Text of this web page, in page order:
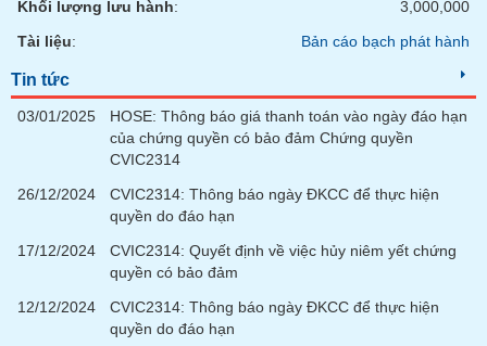
Khối lượng lưu hành:
3,000,000
Tài liệu: Bản cáo bạch phát hành
Tin tức
03/01/2025
HOSE: Thông báo giá thanh toán vào ngày đáo hạn
của chứng quyền có bảo đảm Chứng quyền
CVIC2314
26/12/2024
CVIC2314: Thông báo ngày ĐKCC để thực hiện
quyền do đáo hạn
17/12/2024
CVIC2314: Quyết định về việc hủy niêm yết chứng
quyền có bảo đảm
12/12/2024
CVIC2314: Thông báo ngày ĐKCC để thực hiện
quyền do đáo hạn